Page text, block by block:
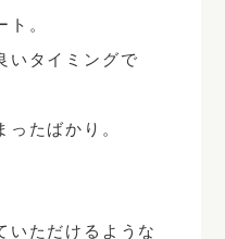
。
いタイミングで
たばかり。
いただけるような